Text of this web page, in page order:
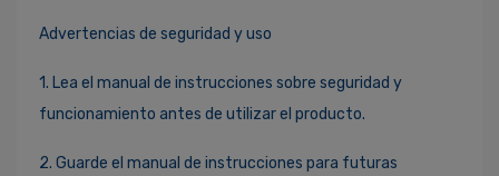
Advertencias de seguridad y uso
1. Lea el manual de instrucciones sobre seguridad y
funcionamiento antes de utilizar el producto.
2. Guarde el manual de instrucciones para futuras